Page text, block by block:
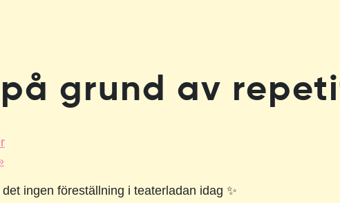
grund av
ingen föreställning i teaterladan idag ✨